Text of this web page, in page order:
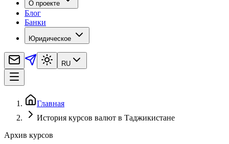
О проекте
Блог
Банки
Юридическое
RU
Главная
История курсов валют в Таджикистане
Архив курсов